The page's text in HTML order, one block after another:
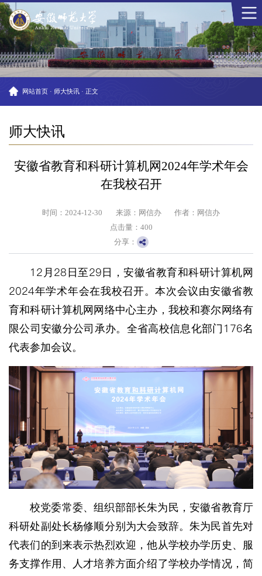
网站首页 · 师大快讯 · 正文
师大快讯
安徽省教育和科研计算机网2024年学术年会
在我校召开
时间：2024-12-30 来源：网信办
作者：网信办
点击量： 400
分享：
12 月 28 日至29 日，安徽省教育和科研计算机网
2024年学术年会在我校召开。本次会议由安徽省教
育和科研计算机网网络中心主办，我校和赛尔网络有
限公司安徽分公司承办。全省高校信息化部门 176名
代表参加会议。
校党委常委、组织部部长朱为民，安徽省教育厅
科研处副处长杨修顺分别为大会致辞。朱为民首先对
代表们的到来表示热烈欢迎，他从学校办学历史、服
务支撑作用、人才培养方面介绍了学校办学情况，简